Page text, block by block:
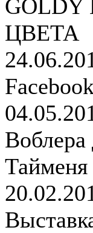
ЦВЕТА
Воблера
Тайменя